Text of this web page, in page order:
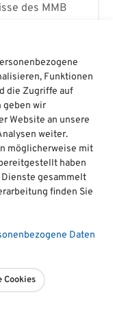
des MMB
die
neue
zu
fördern.
6min
Funktionen
die Zugriffe auf
geben wir
Website an unsere
weiter.
möglicherweise mit
haben
gesammelt
finden Sie
Daten
Cookies